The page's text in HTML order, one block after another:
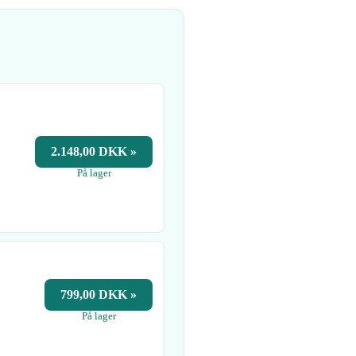
2.148,00 DKK »
På lager
799,00 DKK »
På lager